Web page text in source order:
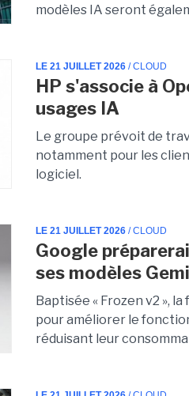
modèles IA seront
LE 21 JUILLET 2026 / CLOUD
HP s'associe à
usages IA
Le groupe prévoit de
notamment pour les
logiciel.
LE 21 JUILLET 2026 / CLOUD
Google
ses modèles
Baptisée « Frozen v2 »,
pour améliorer le
réduisant leur